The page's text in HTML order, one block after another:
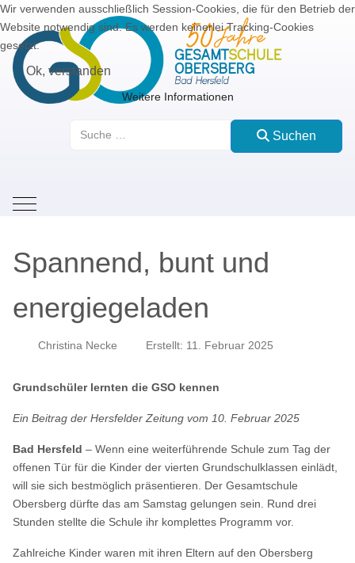
Suchen
Mobile Menu Toggle
Spannend, bunt und
energiegeladen
Christina Necke Erstellt: 11. Februar 2025
Grundschüler lernten die GSO kennen
Ein Beitrag der Hersfelder Zeitung vom 10. Februar 2025
Bad Hersfeld – Wenn eine weiterführende Schule zum Tag der
offenen Tür für die Kinder der vierten Grundschulklassen einlädt,
will sie sich bestmöglich präsentieren. Der Gesamtschule
Obersberg dürfte das am Samstag gelungen sein. Rund drei
Stunden stellte die Schule ihr komplettes Programm vor.
Zahlreiche Kinder waren mit ihren Eltern auf den Obersberg
Wir verwenden ausschließlich Session-Cookies, die für den Betrieb der
Website notwendig sind. Es werden keinerlei Tracking-Cookies
gesetzt.
Ok, verstanden
Weitere Informationen